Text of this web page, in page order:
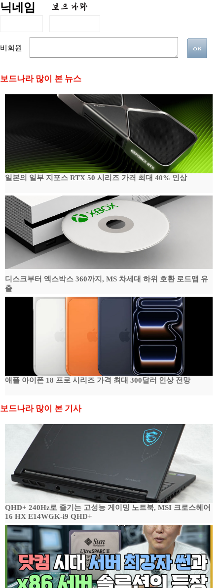
닉네임
비회원
보드나라 많이 본 뉴스
일본의 일부 지포스 RTX 50 시리즈 가격 최대 40% 인상
디스크부터 엑스박스 360까지, MS 차세대 하위 호환 로드맵 유
출
애플 아이폰 18 프로 시리즈 가격 최대 300달러 인상 전망
보드나라 많이 본 기사
QHD+ 240Hz로 즐기는 고성능 게이밍 노트북, MSI 크로스헤어
16 HX E14WGK-i9 QHD+